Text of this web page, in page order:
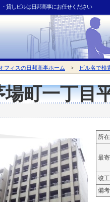
貸しビルは日邦商事にお任せください
フィスの日邦商事ホーム > ビル名で検
場町一丁目
所
最
竣工
備考